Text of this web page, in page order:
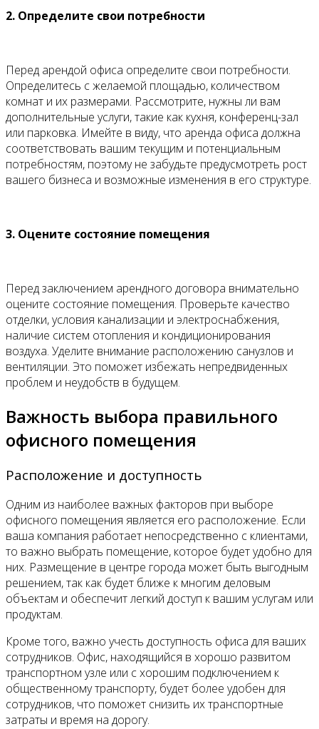
2. Определите свои потребности
Перед арендой офиса определите свои потребности.
Определитесь с желаемой площадью, количеством
комнат и их размерами. Рассмотрите, нужны ли вам
дополнительные услуги, такие как кухня, конференц-зал
или парковка. Имейте в виду, что аренда офиса должна
соответствовать вашим текущим и потенциальным
потребностям, поэтому не забудьте предусмотреть рост
вашего бизнеса и возможные изменения в его структуре.
3. Оцените состояние помещения
Перед заключением арендного договора внимательно
оцените состояние помещения. Проверьте качество
отделки, условия канализации и электроснабжения,
наличие систем отопления и кондиционирования
воздуха. Уделите внимание расположению санузлов и
вентиляции. Это поможет избежать непредвиденных
проблем и неудобств в будущем.
Важность выбора правильного
офисного помещения
Расположение и доступность
Одним из наиболее важных факторов при выборе
офисного помещения является его расположение. Если
ваша компания работает непосредственно с клиентами,
то важно выбрать помещение, которое будет удобно для
них. Размещение в центре города может быть выгодным
решением, так как будет ближе к многим деловым
объектам и обеспечит легкий доступ к вашим услугам или
продуктам.
Кроме того, важно учесть доступность офиса для ваших
сотрудников. Офис, находящийся в хорошо развитом
транспортном узле или с хорошим подключением к
общественному транспорту, будет более удобен для
сотрудников, что поможет снизить их транспортные
затраты и время на дорогу.